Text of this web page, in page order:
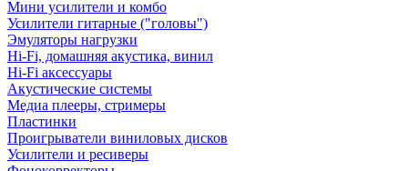
Мини усилители и комбо
Усилители гитарные ("головы")
Эмуляторы нагрузки
Hi-Fi, домашняя акустика, винил
Hi-Fi аксессуары
Акустические системы
Медиа плееры, стримеры
Пластинки
Проигрыватели виниловых дисков
Усилители и ресиверы